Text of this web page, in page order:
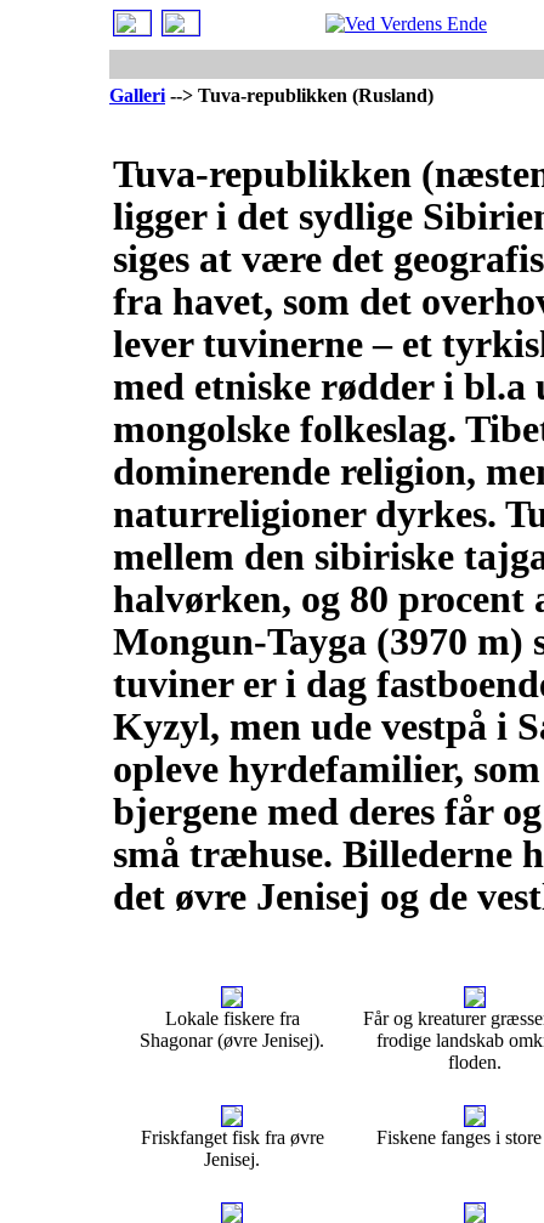
Galleri --> Tuva-republikken (Rusland)
Tuva-republikken
ligger i det sydlige
siges at være det
fra havet, som det
lever tuvinerne – et
med etniske rødder i bl.a
mongolske folkeslag.
dominerende religion,
naturreligioner dyrkes.
mellem den sibiriske
halvørken, og 80
Mongun-Tayga (3970 m)
tuviner er i dag
Kyzyl, men ude vestpå i
opleve hyrdefamilier,
bjergene med deres får
små træhuse. Billederne
det øvre Jenisej og de
Lokale fiskere fra
Shagonar (øvre Jenisej).
Får og kreaturer
frodige landskab
floden.
Friskfanget fisk fra øvre
Jenisej.
Fiskene fanges i